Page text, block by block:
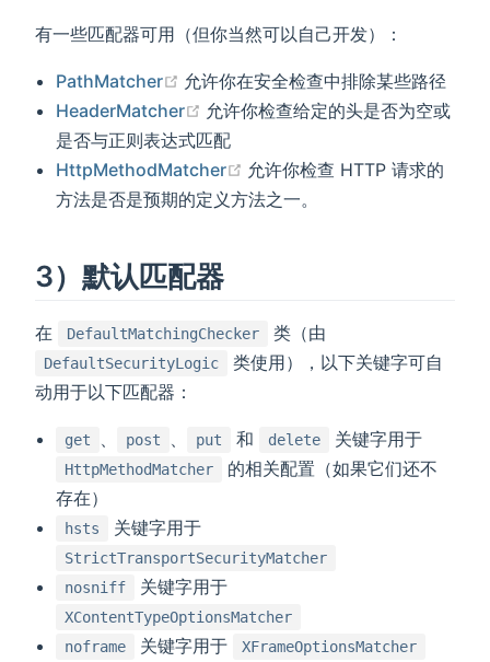
有一些匹配器可用（但你当然可以自己开发）：
PathMatcher (opens new window)
允许你在安全检查中排除某些路径
HeaderMatcher
(opens new window)
允许你检查给定的头是否为空或
是否与正则表达式匹配
HttpMethodMatcher
(opens new window)
允许你检查 HTTP 请求的
方法是否是预期的定义方法之一。
3）默认匹配器
在 ​​​​DefaultMatchingChecker 类（由
DefaultSecurityLogic
类使用），以下关键字可自
动用于以下匹配器：
get post put 和 delete 关键字用于
HttpMethodMatcher
的相关配置（如果它们还不
存在）
hsts 关键字用于
StrictTransportSecurityMatcher
nosniff
关键字用于
XContentTypeOptionsMatcher
noframe
关键字用于
XFrameOptionsMatcher